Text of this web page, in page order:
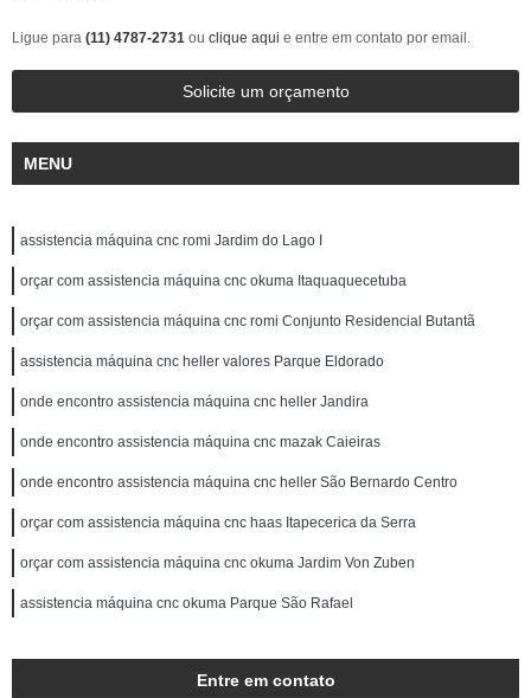
Ligue para (11) 4787-2731 ou clique aqui e entre em contato por email.
Solicite um orçamento
MENU
assistencia máquina cnc romi Jardim do Lago I
orçar com assistencia máquina cnc okuma Itaquaquecetuba
orçar com assistencia máquina cnc romi Conjunto Residencial Butantã
assistencia máquina cnc heller valores Parque Eldorado
onde encontro assistencia máquina cnc heller Jandira
onde encontro assistencia máquina cnc mazak Caieiras
onde encontro assistencia máquina cnc heller São Bernardo Centro
orçar com assistencia máquina cnc haas Itapecerica da Serra
orçar com assistencia máquina cnc okuma Jardim Von Zuben
assistencia máquina cnc okuma Parque São Rafael
Entre em contato